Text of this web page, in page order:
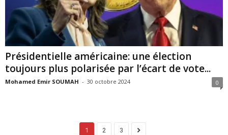
Présidentielle américaine: une élection
toujours plus polarisée par l’écart de vote...
Mohamed Emir SOUMAH - 30 octobre 2024 0
1 2 3